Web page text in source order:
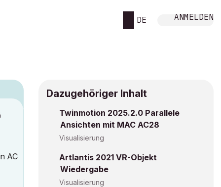
DE ANMELDEN
AC
Dazugehöriger Inhalt
Twinmotion 2025.2.0 Parallele
Ansichten mit MAC AC28
Visualisierung
Artlantis 2021 VR-Objekt
Wiedergabe
Visualisierung